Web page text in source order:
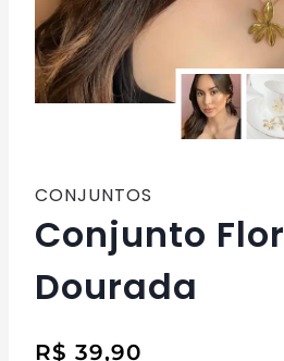
CONJUNTOS
Conjunto Flor
Dourada
R$ 39,90